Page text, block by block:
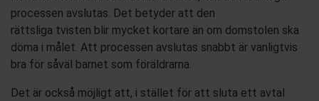
processen avslutas. Det betyder att den
rättsliga tvisten blir mycket kortare än om domstolen ska
döma i målet. Att processen avslutas snabbt är vanligtvis
bra för såväl barnet som föräldrarna.
Det är också möjligt att, i stället för att sluta ett avtal